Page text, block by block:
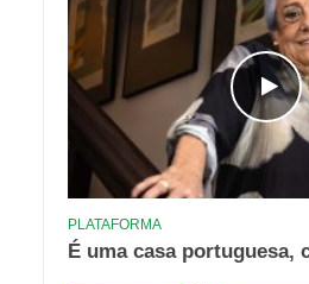
PLATAFORMA
É uma casa portuguesa,